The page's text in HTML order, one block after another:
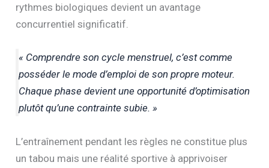
rythmes biologiques devient un avantage
concurrentiel significatif.
« Comprendre son cycle menstruel, c’est comme
posséder le mode d’emploi de son propre moteur.
Chaque phase devient une opportunité d’optimisation
plutôt qu’une contrainte subie. »
L’entraînement pendant les règles ne constitue plus
un tabou mais une réalité sportive à apprivoiser